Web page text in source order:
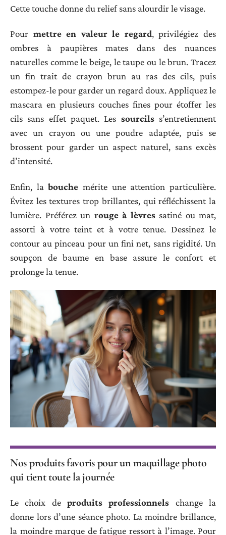
Cette touche donne du relief sans alourdir le visage.
Pour mettre en valeur le regard, privilégiez des
ombres à paupières mates dans des nuances
naturelles comme le beige, le taupe ou le brun. Tracez
un fin trait de crayon brun au ras des cils, puis
estompez-le pour garder un regard doux. Appliquez le
mascara en plusieurs couches fines pour étoffer les
cils sans effet paquet. Les sourcilss’entretiennent
avec un crayon ou une poudre adaptée, puis se
brossent pour garder un aspect naturel, sans excès
d’intensité.
Enfin, labouche mérite une attention particulière.
Évitez les textures trop brillantes, qui réfléchissent la
lumière. Préférez un rouge à lèvressatiné ou mat,
assorti à votre teint et à votre tenue. Dessinez le
contour au pinceau pour un fini net, sans rigidité. Un
soupçon de baume en base assure le confort et
prolonge la tenue.
Nos produits favoris pour un maquillage photo
qui tient toute la journée
Le choix de produits professionnels change la
donne lors d’une séance photo. La moindre brillance,
la moindre marque de fatigue ressort à l’image. Pour